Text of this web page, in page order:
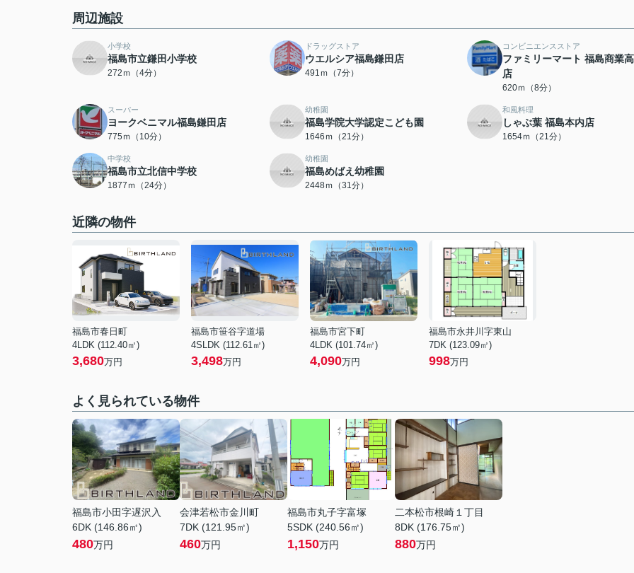
周辺施設
小学校
福島市立鎌田小学校
272ｍ（4分）
ドラッグストア
ウエルシア福島鎌田店
491ｍ（7分）
コンビニエンスストア
ファミリーマート 福島商業
店
620ｍ（8分）
スーパー
ヨークベニマル福島鎌田店
775ｍ（10分）
幼稚園
福島学院大学認定こども園
1646ｍ（21分）
和風料理
しゃぶ葉 福島本内店
1654ｍ（21分）
中学校
福島市立北信中学校
1877ｍ（24分）
幼稚園
福島めばえ幼稚園
2448ｍ（31分）
近隣の物件
福島市春日町
4LDK (112.40㎡)
3,680万円
福島市笹谷字道場
4SLDK (112.61㎡)
3,498万円
福島市宮下町
4LDK (101.74㎡)
4,090万円
福島市永井川字東山
7DK (123.09㎡)
998万円
よく見られている物件
福島市小田字遅沢入
6DK (146.86㎡)
480万円
会津若松市金川町
7DK (121.95㎡)
460万円
福島市丸子字富塚
5SDK (240.56㎡)
1,150万円
二本松市根崎１丁目
8DK (176.75㎡)
880万円